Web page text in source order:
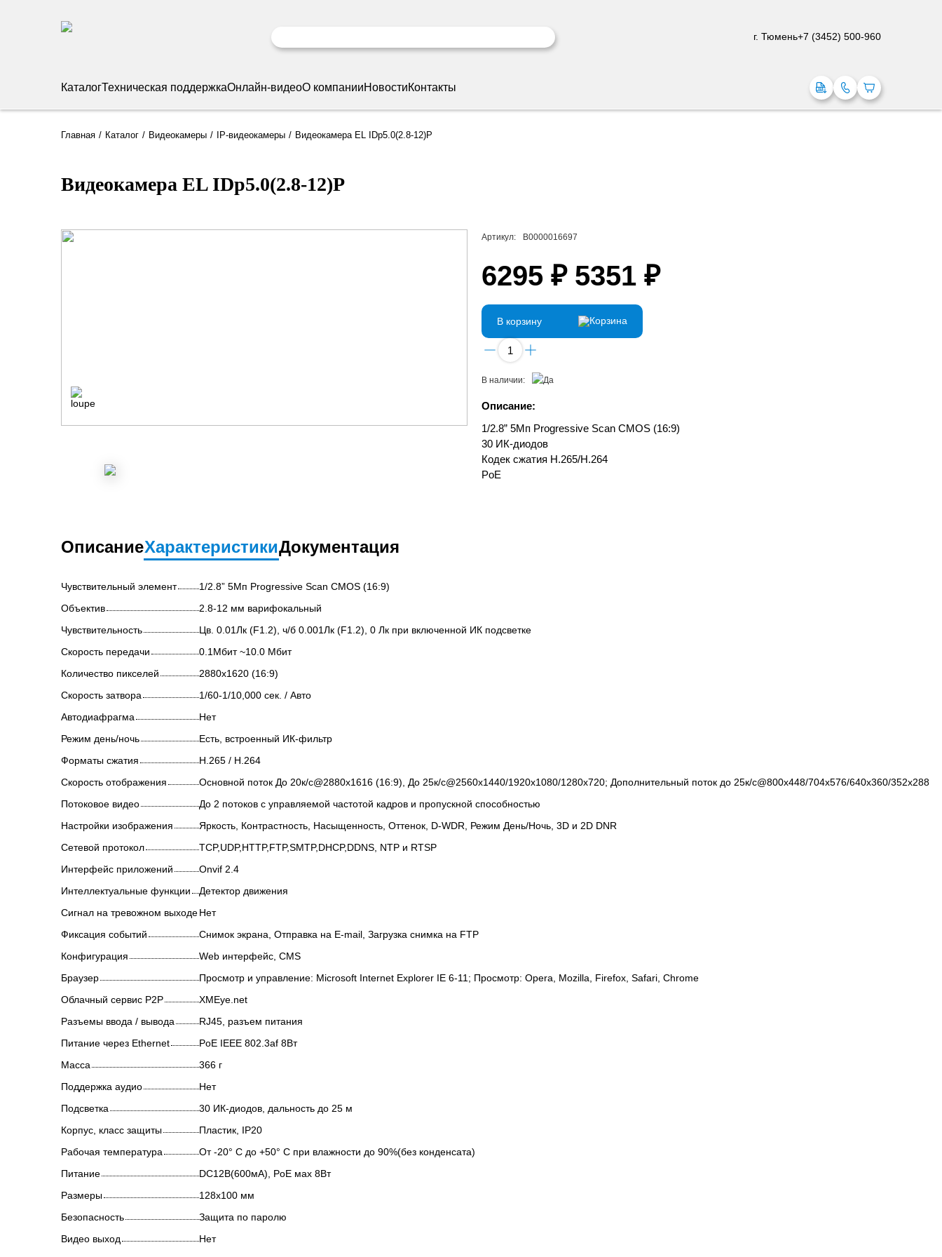
г. Тюмень+7 (3452) 500-960
КаталогТехническая поддержкаОнлайн-видеоО компанииНовостиКонтакты
Главная Каталог Видеокамеры IP-видеокамеры Видеокамера EL IDp5.0(2.8-12)P
Видеокамера EL IDp5.0(2.8-12)P
Артикул: В0000016697
6295 ₽ 5351 ₽
В корзину
В наличии:
Описание:
1/2.8” 5Мп Progressive Scan CMOS (16:9)
30 ИК-диодов
Кодек сжатия H.265/H.264
PoE
ОписаниеХарактеристикиДокументация
Чувствительный элемент
1/2.8” 5Мп Progressive Scan CMOS (16:9)
Объектив
2.8-12 мм варифокальный
Чувствительность
Цв. 0.01Лк (F1.2), ч/б 0.001Лк (F1.2), 0 Лк при включенной ИК подсветке
Скорость передачи
0.1Мбит ~10.0 Мбит
Количество пикселей
2880х1620 (16:9)
Скорость затвора
1/60-1/10,000 сек. / Авто
Автодиафрагма
Нет
Режим день/ночь
Есть, встроенный ИК-фильтр
Форматы сжатия
H.265 / H.264
Скорость отображения
Основной поток До 20к/с@2880х1616 (16:9), До 25к/с@2560x1440/1920х1080/1280x720; Дополнительный поток до 25к/с@800x448/704х576/640x360/352х288
Потоковое видео
До 2 потоков с управляемой частотой кадров и пропускной способностью
Настройки изображения
Яркость, Контрастность, Насыщенность, Оттенок, D-WDR, Режим День/Ночь, 3D и 2D DNR
Сетевой протокол
TCP,UDP,HTTP,FTP,SMTP,DHCP,DDNS, NTP и RTSP
Интерфейс приложений
Onvif 2.4
Интеллектуальные функции
Детектор движения
Сигнал на тревожном выходеНет
Фиксация событий
Снимок экрана, Отправка на E-mail, Загрузка снимка на FTP
Конфигурация
Web интерфейс, CMS
Браузер
Просмотр и управление: Microsoft Internet Explorer IE 6-11; Просмотр: Opera, Mozilla, Firefox, Safari, Chrome
Облачный сервис P2P
XMEye.net
Разъемы ввода / вывода
RJ45, разъем питания
Питание через Ethernet
PoE IEEE 802.3af 8Вт
Масса
366 г
Поддержка аудио
Нет
Подсветка
30 ИК-диодов, дальность до 25 м
Корпус, класс защиты
Пластик, IP20
Рабочая температура
От -20° С до +50° С при влажности до 90%(без конденсата)
Питание
DC12В(600мА), PoE мах 8Вт
Размеры
128x100 мм
Безопасность
Защита по паролю
Видео выход
Нет